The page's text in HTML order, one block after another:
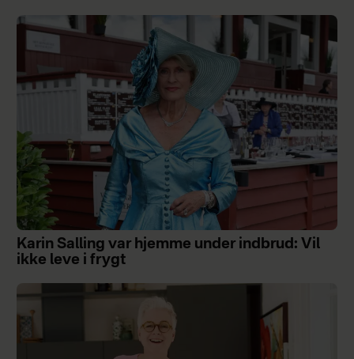
Karin Salling var hjemme under indbrud: Vil
ikke leve i frygt